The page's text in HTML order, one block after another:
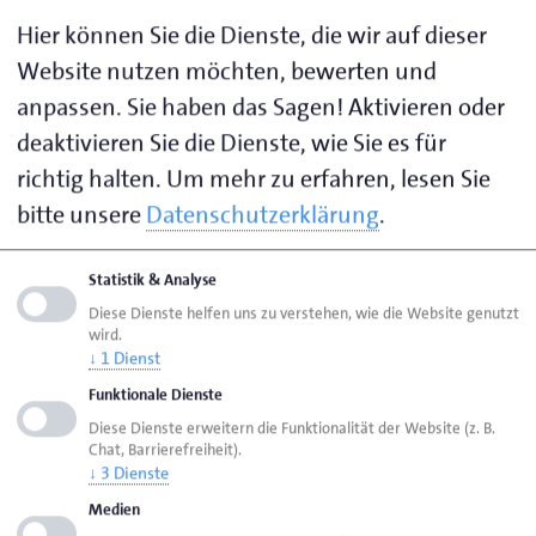
Unternehmensnachfolge krönt das Lebenswerk.
Unabhängig davon, ob der Betrieb innerhalb oder
außerhalb der Familie weitergegeben wird, empfiehlt
es sich, frühzeitig die Weichen zu stellen. So kann das
Unternehmen auch in Zukunft erfolgreich
weitergeführt werden. Welche wesentlichen
Meilensteine in diesem Prozess für jedes
Unternehmen von Bedeutung sind, wird am „Tag der
Nachfolge“ am Dienstag, 21. April, ab 17:30 Uhr
beleuchtet. Das Netzwerk Unternehmensnachfolge
Ostfriesland lädt alle Interessierten zur kostenfreien
Veranstaltung in die Handwerkskammer für
Ostfriesland, Straße des Handwerks 2, Gebäude A
(Kammersaal), in Aurich ein.
Auf dem Programm steht ein Fachvortrag rund um
Hier können Sie die Dienste, die wir auf dieser
Website nutzen möchten, bewerten und
anpassen. Sie haben das Sagen! Aktivieren oder
deaktivieren Sie die Dienste, wie Sie es für
richtig halten. Um mehr zu erfahren, lesen Sie
bitte unsereDatenschutzerklärung.
Statistik & Analyse
Diese Dienste helfen uns zu verstehen, wie die Website genutzt
wird.
↓ 1 Dienst
Funktionale Dienste
Diese Dienste erweitern die Funktionalität der Website (z. B.
Chat, Barrierefreiheit).
↓ 3 Dienste
Medien